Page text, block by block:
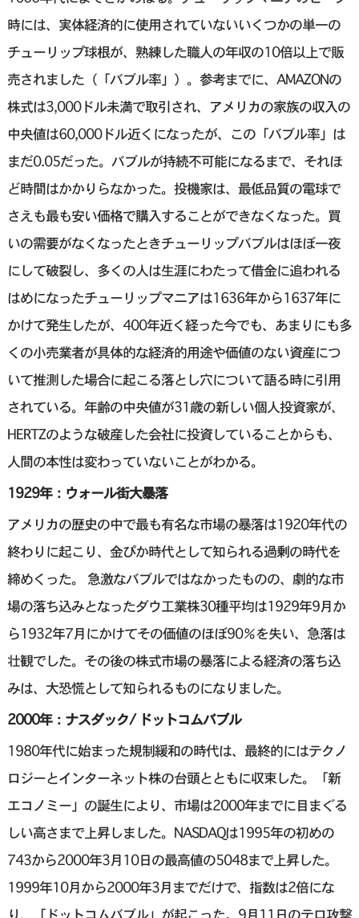
時には、実体経済的に使用されていないいくつかの単一の
チューリップ球根が、熟練した職人の年収の10倍以上で販
売されました（「バブル率」）。参考までに、AMAZONの
株式は3,000ドル未満で取引され、アメリカの家族の収入の
中央値は60,000ドル近くになったが、この「バブル率」は
まだ0.05だった。バブルが持続不可能になるまで、それほ
ど時間はかかりらなかった。投機家は、最低品質の電球で
さえも最も安い価格で購入することができなくなった。買
いの需要がなくなったときチューリップバブルはほぼ一夜
にして破裂し、多くの人は生涯にわたって借金に追われる
はめになったチューリップマニアは1636年から1637年に
かけて発生したが、400年近く経った今でも、あまりにも多
くの小売業者が具体的な経済的用途や価値のない資産につ
いて推測した場合に起こる落とし穴について語る時に引用
されている。年齢の中央値が31歳の新しい個人投資家が、
HERTZのような破産した会社に投資していることからも、
人間の本性は変わっていないことがわかる。
1929年：ウォール街大暴落
アメリカの歴史の中で最も有名な市場の暴落は1920年代の
終わりに起こり、金ぴか時代として知られる過剰の時代を
締めくった。 急激なバブルではなかったものの、劇的な市
場の落ち込みとなったダウ工業株30種平均は1929年9月か
ら1932年7月にかけてその価値のほぼ90％を失い、急落は
壮観でした。その後の株式市場の暴落による経済の落ち込
みは、大恐慌として知られるものになりました。
2000年：ナスダック/ ドットコムバブル
1980年代に始まった規制緩和の時代は、最終的にはテクノ
ロジーとインターネット株の台頭とともに収束した。「新
エコノミー」の誕生により、市場は2000年までに目まぐる
しい高さまで上昇しました。NASDAQは1995年の初めの
743から2000年3月10日の最高値の5048まで上昇した。
1999年10月から2000年3月までだけで、指数は2倍にな
り、「ドットコムバブル」が起こった。9月11日のテロ攻撃